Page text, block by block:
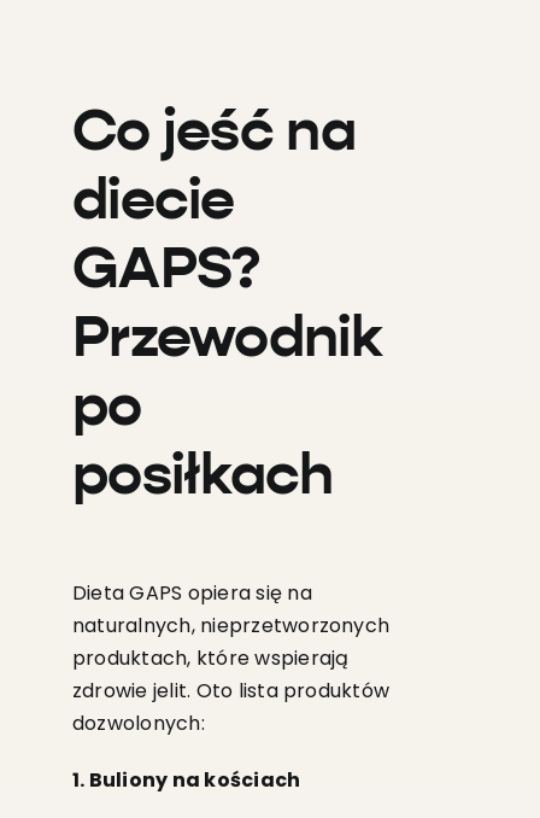
Co jeść na
diecie
GAPS?
Przewodnik
po
posiłkach
Dieta GAPS opiera się na
naturalnych, nieprzetworzonych
produktach, które wspierają
zdrowie jelit. Oto lista produktów
dozwolonych:
1. Buliony na kościach